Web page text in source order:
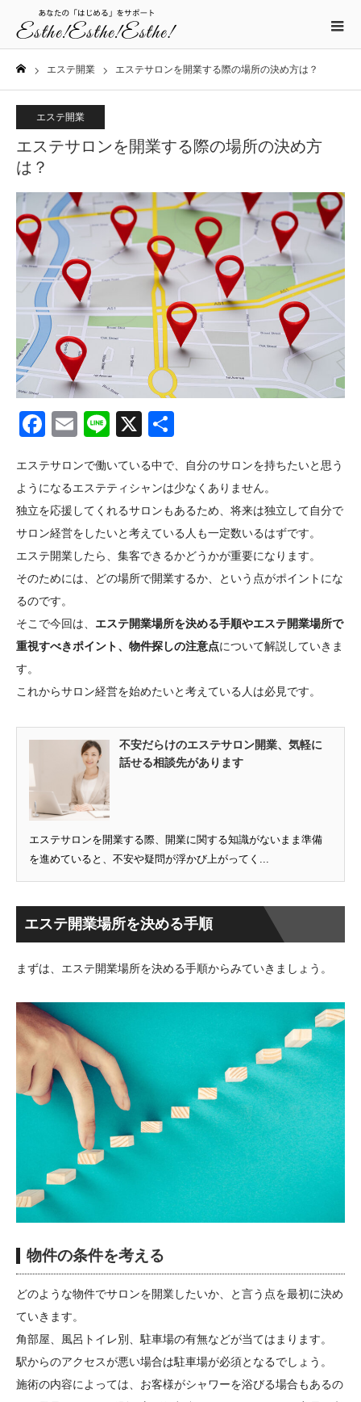
エステ開業 エステサロンを開業する際の場所の決め方は？
エステ開業
エステサロンを開業する際の場所の決め方
は？
Facebook
EmailLine
X
エステサロンで働いている中で、自分のサロンを持ちたいと思う
ようになるエステティシャンは少なくありません。
独立を応援してくれるサロンもあるため、将来は独立して自分で
サロン経営をしたいと考えている人も一定数いるはずです。
エステ開業したら、集客できるかどうかが重要になります。
そのためには、どの場所で開業するか、という点がポイントにな
るのです。
そこで今回は、 エステ開業場所を決める手順やエステ開業場所で
重視すべきポイント、物件探しの注意点について解説していきま
す。
これからサロン経営を始めたいと考えている人は必見です。
不安だらけのエステサロン開業、気軽に
話せる相談先があります
エステサロンを開業する際、開業に関する知識がないまま準備
を進めていると、不安や疑問が浮かび上がってく...
エステ開業場所を決める手順
まずは、エステ開業場所を決める手順からみていきましょう。
物件の条件を考える
どのような物件でサロンを開業したいか、と言う点を最初に決め
ていきます。
角部屋、風呂トイレ別、駐車場の有無などが当てはまります。
駅からのアクセスが悪い場合は駐車場が必須となるでしょう。
施術の内容によっては、お客様がシャワーを浴びる場合もあるの